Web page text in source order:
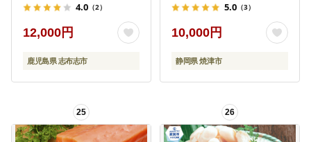
焼き かばやき 冷凍 うな
重 ひつまぶし タレ 山椒
ランキング 人気 a2-133
4.0 （2）
12,000円
鹿児島県 志布志市
5.0 （3）
10,000円
静岡県 焼津市
25 26